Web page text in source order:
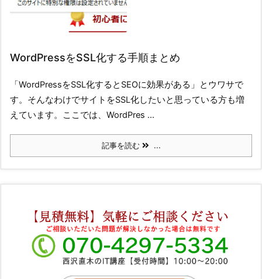
WordPressをSSL化する手順まとめ
「WordPressをSSL化するとSEOに効果がある」とウワサで
す。そんなわけでサイトをSSL化したいと思っている方も増
えています。ここでは、WordPres ...
記事を読む ...